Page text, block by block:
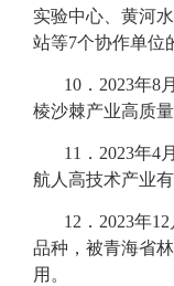
实验中心、黄河
站等7个协作单位
10． 2023年8
棱沙棘产业高质
11 ． 2023年4
航人高技术产业
12 ． 2023年
品种，被青海省
用。